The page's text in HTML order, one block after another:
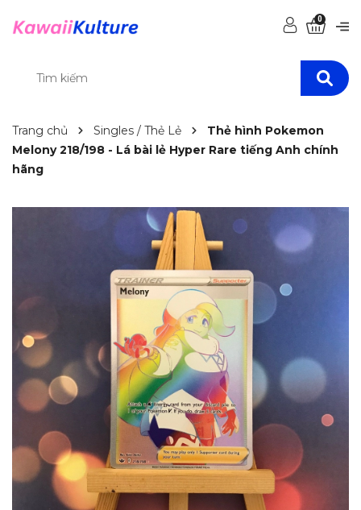
0
Trang chủ Singles / Thẻ Lẻ
Thẻ hình Pokemon
Melony 218/198 - Lá bài lẻ Hyper Rare tiếng Anh chính
hãng